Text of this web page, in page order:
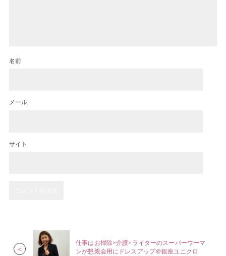
名前
メール
サイト
＜
仕事はお掃除×介護×ライターのスーパーウーマ
ンが懇親会用にドレスアップ＠銀座ユニクロ